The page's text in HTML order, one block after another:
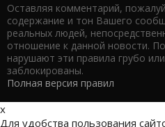
Оставляя комментарий,
содержание и тон Вашего
реальных людей,
отношение к данной новости.
нарушают эти правила грубо
заблокированы.
Полная версия правил
x
Для удобства пользования